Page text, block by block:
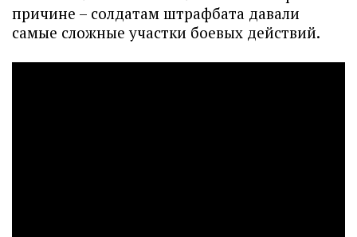
причине – солдатам штрафбата давали
самые сложные участки боевых действий.